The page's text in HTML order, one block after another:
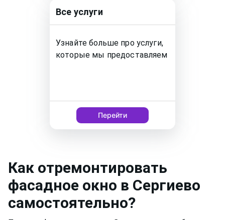
Все услуги
Узнайте больше про услуги,
которые мы предоставляем
Перейти
Как отремонтировать
фасадное окно в Сергиево
самостоятельно?